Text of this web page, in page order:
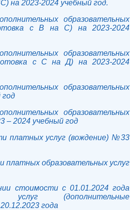
на 2023-2024 учебный год.
образовательных
с В на С) на 2023-2024
образовательных
с С на Д) на 2023-2024
образовательных
год
образовательных
– 2024 учебный год
платных услуг (вождение) №33
платных образовательных услуг
стоимости с 01.01.2024 года
услуг (дополнительные
года